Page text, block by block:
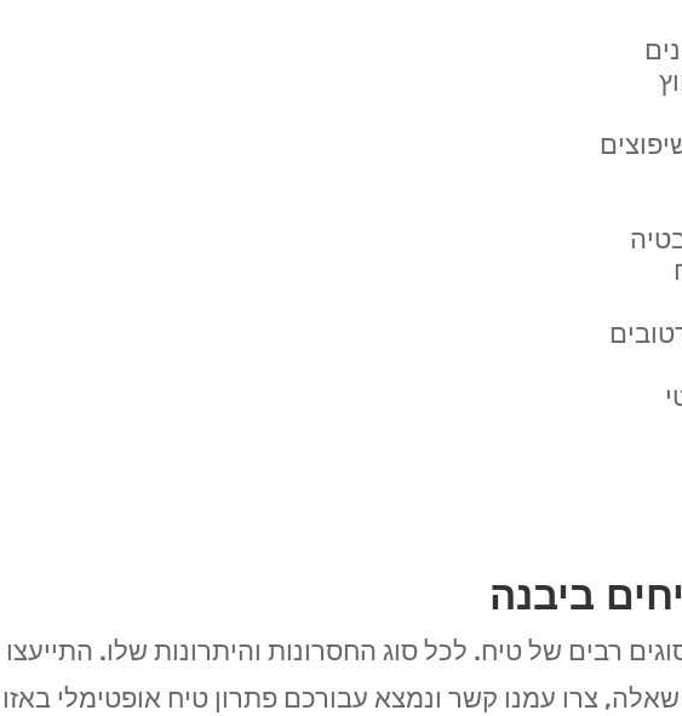
ביבנה
רבים של טיח. לכל סוג החסרונות והיתרונות שלו.
צרו עמנו קשר ונמצא עבורכם פתרון טיח אופטימלי